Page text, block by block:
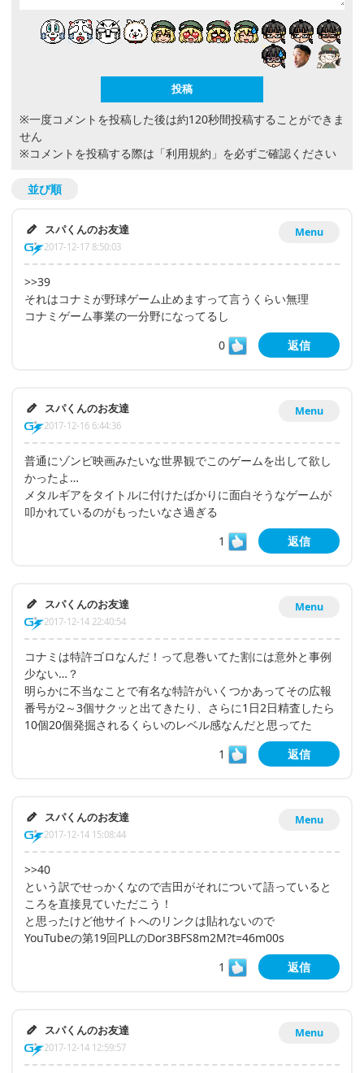
※一度コメントを投稿した後は約120秒間投稿することができま
せん
※コメントを投稿する際は 「利用規約」 を必ずご確認ください
並び順
Menu
スパくんのお友達
2017-12-17 8:50:03
>>39
それはコナミが野球ゲーム止めますって言うくらい無理
コナミゲーム事業の一分野になってるし
0
返信
Menu
スパくんのお友達
2017-12-16 6:44:36
普通にゾンビ映画みたいな世界観でこのゲームを出して欲し
かったよ…
メタルギアをタイトルに付けたばかりに面白そうなゲームが
叩かれているのがもったいなさ過ぎる
1
返信
Menu
スパくんのお友達
2017-12-14 22:40:54
コナミは特許ゴロなんだ！って息巻いてた割には意外と事例
少ない…？
明らかに不当なことで有名な特許がいくつかあってその広報
番号が2～3個サクッと出てきたり、さらに1日2日精査したら
10個20個発掘されるくらいのレベル感なんだと思ってた
1
返信
Menu
スパくんのお友達
2017-12-14 15:08:44
>>40
という訳でせっかくなので吉田がそれについて語っていると
ころを直接見ていただこう！
と思ったけど他サイトへのリンクは貼れないので
YouTubeの第19回PLLのDor3BFS8m2M?t=46m00s
1
返信
Menu
スパくんのお友達
2017-12-14 12:59:57